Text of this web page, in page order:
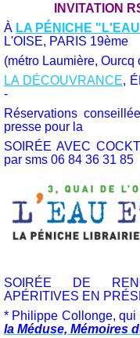
INVITATION
À LA PÉNICHE
L'OISE, PARIS 19ème
(métro Laumière, Ourcq
LA DÉCOUVRANCE,
-
Réservations
presse pour la
SOIRÉE AVEC
par sms 06 84 36 31 85
SOIRÉE DE
APÉRITIVES EN
* Philippe Collonge, qui
la Méduse, Mémoires